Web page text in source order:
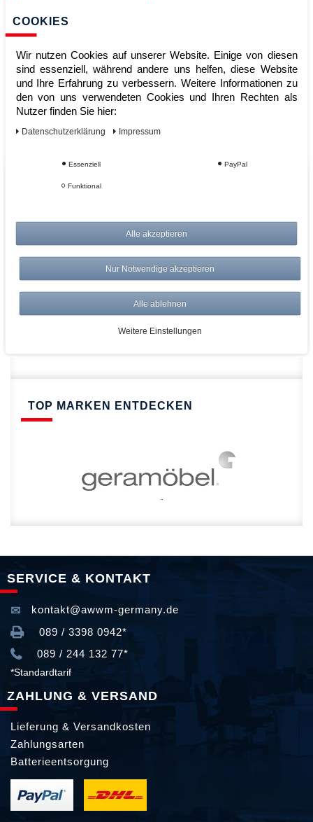
Sofort lieferbar
Vom Profi für Profis - Ihre Vorteile
Versandkostenfrei ab 150€
Risikolos: 14 Tage Rückgabe
Über 20.000 Artikel
Schnelle Lieferung
TOP MARKEN ENTDECKEN
SERVICE & KONTAKT
kontakt@awwm-germany.de
089 / 3398 0942*
089 / 244 132 77*
*Standardtarif
ZAHLUNG & VERSAND
Lieferung & Versandkosten
Zahlungsarten
Batterieentsorgung
COOKIES
Wir nutzen Cookies auf unserer Website. Einige von diesen
sind essenziell, während andere uns helfen, diese Website
und Ihre Erfahrung zu verbessern. Weitere Informationen zu
den von uns verwendeten Cookies und Ihren Rechten als
Nutzer finden Sie hier:
Daten­schutz­erklärung Impressum
Essenziell PayPal
Funktional
Alle akzeptieren
Nur Notwendige akzeptieren
Alle ablehnen
Weitere Einstellungen